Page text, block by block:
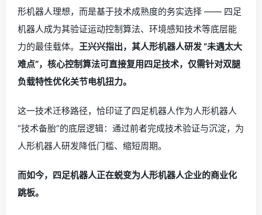
形机器人理想，而是基于技术成熟度的务实选择 —— 四足
机器人成为其验证运动控制算法、环境感知技术等底层能
力的最佳载体。 王兴兴指出，其人形机器人研发 “未遇太大
难点”，核心控制算法可直接复用四足技术，仅需针对双腿
负载特性优化关节电机扭力。
这一技术迁移路径，恰印证了四足机器人作为人形机器人
“技术备胎”的底层逻辑：通过前者完成技术验证与沉淀，为
人形机器人研发降低门槛、缩短周期。
而如今，四足机器人正在蜕变为人形机器人企业的商业化
跳板。